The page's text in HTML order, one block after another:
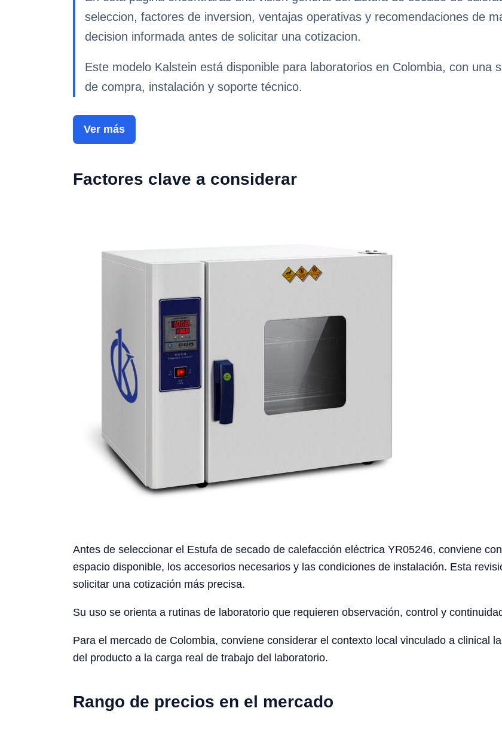
seleccion, factores de inversion, ventajas operativas y recomendaciones de
decision informada antes de solicitar una cotizacion.
Este modelo Kalstein está disponible para laboratorios en Colombia, con una
de compra, instalación y soporte técnico.
Ver más
Factores clave a considerar
Antes de seleccionar el Estufa de secado de calefacción eléctrica YR05246, conviene
espacio disponible, los accesorios necesarios y las condiciones de instalación. Esta
solicitar una cotización más precisa.
Su uso se orienta a rutinas de laboratorio que requieren observación, control y
Para el mercado de Colombia, conviene considerar el contexto local vinculado a clinical
del producto a la carga real de trabajo del laboratorio.
Rango de precios en el mercado